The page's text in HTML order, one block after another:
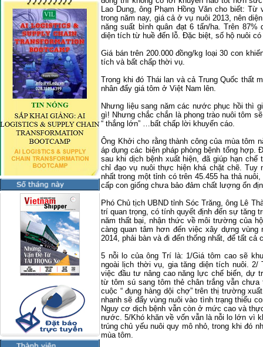
Lao Dung, ông Phạm Hồng Văn cho biết:
trong năm nay, giá cả ở vụ nuôi 2013, nên
năng suất bình quân đạt 6 tấn/ha. Trên
diện tích từ huề đến lỗ. Đặc biệt, số hộ nuôi
Giá bán trên 200.000 đồng/kg loại 30 con
tích và bất chấp thời vụ.
Trong khi đó Thái lan và cả Trung Quốc thất
nhân đẩy giá tôm ở Việt Nam lên.
Nhưng liệu sang năm các nước phục hồi thì
gì! Nhưng chắc chắn là phong trào nuôi tôm
“ thắng lớn” …bất chấp lời khuyến cáo.
Ông Khởi cho rằng thành công của mùa tôm
áp dụng các biện pháp phòng bệnh tổng hợp.
sau khi dịch bệnh xuất hiện, đã giúp hạn
chỉ đạo vụ nuôi thực hiện khá chặt chẽ. Tuy
nhất trong một tỉnh có trên 45.455 ha thả
cấp con giống chưa bảo đảm chất lượng ổn
Phó Chủ tịch UBND tỉnh Sóc Trăng, ông Lê
trí quan trọng, có tính quyết định đến sự tăng
năm thất bại, nhận thức về môi trường của
càng quan tâm hơn đến việc xây dựng vùng
2014, phải bàn và đi đến thống nhất, để tất cả
5 nỗi lo của ông Trí là: 1/Giá tôm cao sẽ
ngoài lịch thời vụ, gia tăng diện tích nuôi. 2/
việc đầu tư nâng cao năng lực chế biến, dự
từ tôm sú sang tôm thẻ chân trắng vẫn
cuộc “ đụng hàng dội chợ” trên thị trường
nhanh sẽ đẩy vùng nuôi vào tình trạng thiếu
Nguy cơ dịch bệnh vẫn còn ở mức cao và
nước. 5/Khó khăn về vốn vẫn là nỗi lo lớn vì
trúng chủ yếu nuôi quy mô nhỏ, trong khi đó
mùa tôm.